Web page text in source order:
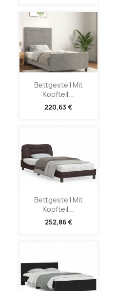
Bettgestell Mit
Kopfteil...
220,63 €
Bettgestell Mit
Kopfteil...
252,86 €